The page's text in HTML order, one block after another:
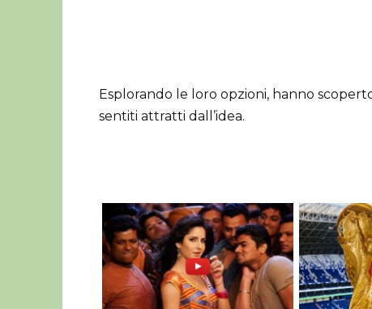
Esplorando le loro opzioni, hanno
sentiti attratti dall’idea.